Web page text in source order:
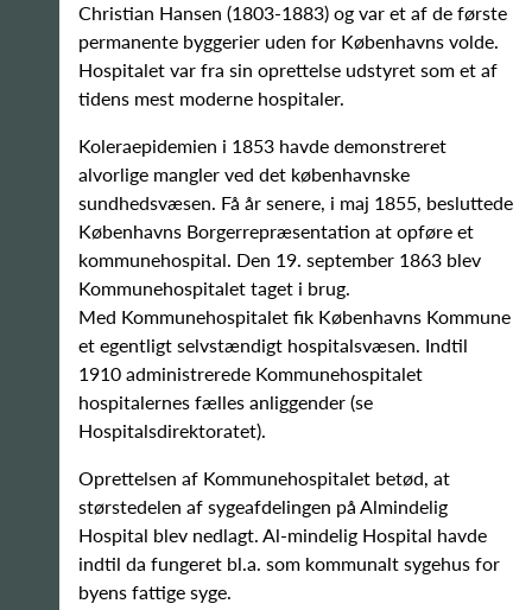
Christian Hansen (1803-1883) og var et af de første
permanente byggerier uden for Københavns volde.
Hospitalet var fra sin oprettelse udstyret som et af
tidens mest moderne hospitaler.
Koleraepidemien i 1853 havde demonstreret
alvorlige mangler ved det københavnske
sundhedsvæsen. Få år senere, i maj 1855, besluttede
Københavns Borgerrepræsentation at opføre et
kommunehospital. Den 19. september 1863 blev
Kommunehospitalet taget i brug.
Med Kommunehospitalet fik Københavns Kommune
et egentligt selvstændigt hospitalsvæsen. Indtil
1910 administrerede Kommunehospitalet
hospitalernes fælles anliggender (se
Hospitalsdirektoratet).
Oprettelsen af Kommunehospitalet betød, at
størstedelen af sygeafdelingen på Almindelig
Hospital blev nedlagt. Al-mindelig Hospital havde
indtil da fungeret bl.a. som kommunalt sygehus for
byens fattige syge.